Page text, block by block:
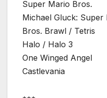
Super Mario Bros.
Michael Gluck:
Bros. Brawl / Tetris
Halo / Halo 3
One Winged Angel
Castlevania